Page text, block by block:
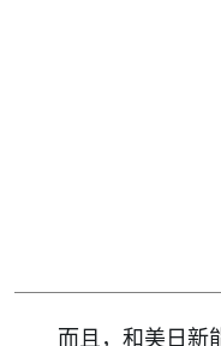
而且，和美日新